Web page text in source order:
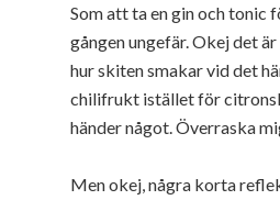
Som att ta en gin och tonic
gången ungefär. Okej det
hur skiten smakar vid det
chilifrukt istället för
händer något. Överraska
Men okej, några korta